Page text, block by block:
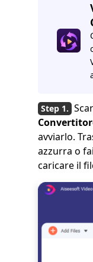
avviarlo.
azzurra o
caricare il